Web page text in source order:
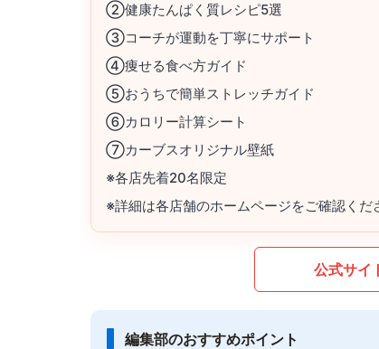
②健康たんぱく質レシピ5選
③コーチが運動を丁寧にサポート
④痩せる食べ方ガイド
⑤おうちで簡単ストレッチガイド
⑥カロリー計算シート
⑦カーブスオリジナル壁紙
※各店先着20名限定
※詳細は各店舗のホームページをご確認くだ
公式サイ
編集部のおすすめポイント